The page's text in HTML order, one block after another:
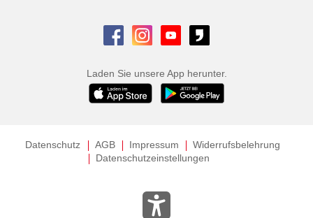
Laden Sie unsere App herunter.
Datenschutz AGB Impressum
Widerrufsbelehrung
Datenschutzeinstellungen